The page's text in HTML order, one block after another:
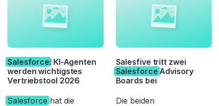
Salesforce: KI-Agenten
werden wichtigstes
Vertriebstool 2026
Salesforce hat die
Salesfive tritt zwei
Salesforce Advisory
Boards bei
Die beiden